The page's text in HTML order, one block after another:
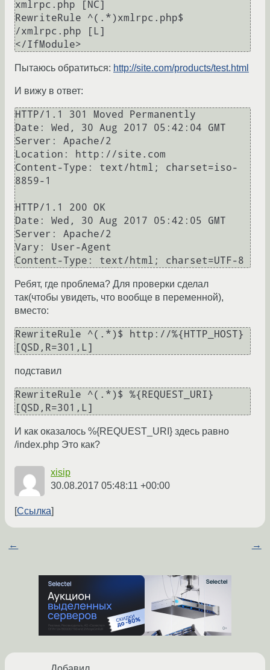
xmlrpc.php [NC]
RewriteRule ^(.*)xmlrpc.php$
/xmlrpc.php [L]
Пытаюсь обратиться: http://site.com/products/test.html
И вижу в ответ:
HTTP/1.1 301 Moved Permanently
Date: Wed, 30 Aug 2017 05:42:04 GMT
Server: Apache/2
Location: http://site.com
Content-Type: text/html; charset=iso-
8859-1
HTTP/1.1 200 OK
Date: Wed, 30 Aug 2017 05:42:05 GMT
Server: Apache/2
Vary: User-Agent
Ребят, где проблема? Для проверки сделал
так(чтобы увидеть, что вообще в переменной),
вместо:
RewriteRule ^(.*)$ http://%{HTTP_HOST}
подставил
RewriteRule ^(.*)$ %{REQUEST_URI}
И как оказалось %{REQUEST_URI} здесь равно
/index.php Это как?
xisip
30.08.2017 05:48:11 +00:00
Ссылка
← →